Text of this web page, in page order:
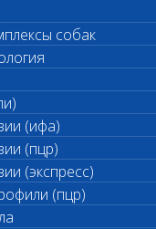
собак
(ифа)
(пцр)
(экспресс)
(пцр)